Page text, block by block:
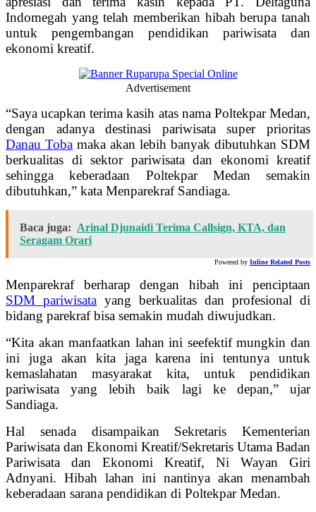
Indomegah yang telah memberikan hibah berupa tanah
untuk pengembangan pendidikan pariwisata dan
ekonomi kreatif.
Advertisement
“Saya ucapkan terima kasih atas nama Poltekpar Medan,
dengan adanya destinasi pariwisata super prioritas
Danau Toba maka akan lebih banyak dibutuhkan SDM
berkualitas di sektor pariwisata dan ekonomi kreatif
sehingga keberadaan Poltekpar Medan semakin
dibutuhkan,” kata Menparekraf Sandiaga.
Baca juga: Arinal Djunaidi Terima Callsign, KTA, dan
Seragam Orari
Powered by Inline Related Posts
Menparekraf berharap dengan hibah ini penciptaan
SDM pariwisata yang berkualitas dan profesional di
bidang parekraf bisa semakin mudah diwujudkan.
“Kita akan manfaatkan lahan ini seefektif mungkin dan
ini juga akan kita jaga karena ini tentunya untuk
kemaslahatan masyarakat kita, untuk pendidikan
pariwisata yang lebih baik lagi ke depan,” ujar
Sandiaga.
Hal senada disampaikan Sekretaris Kementerian
Pariwisata dan Ekonomi Kreatif/Sekretaris Utama Badan
Pariwisata dan Ekonomi Kreatif, Ni Wayan Giri
Adnyani. Hibah lahan ini nantinya akan menambah
keberadaan sarana pendidikan di Poltekpar Medan.